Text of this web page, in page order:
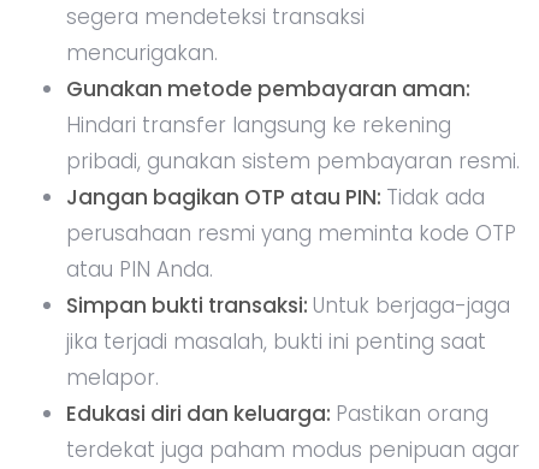
segera mendeteksi transaksi
mencurigakan.
Gunakan metode pembayaran aman:
Hindari transfer langsung ke rekening
pribadi, gunakan sistem pembayaran resmi.
Jangan bagikan OTP atau PIN: Tidak ada
perusahaan resmi yang meminta kode OTP
atau PIN Anda.
Simpan bukti transaksi: Untuk berjaga-jaga
jika terjadi masalah, bukti ini penting saat
melapor.
Edukasi diri dan keluarga: Pastikan orang
terdekat juga paham modus penipuan agar